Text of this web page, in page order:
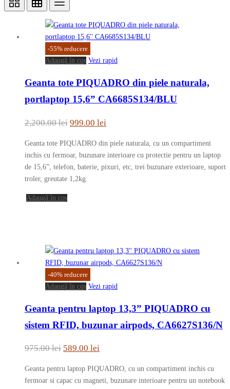
-55% reducere
Adaugă în coș Vezi rapid
Geanta tote PIQUADRO din piele naturala,
portlaptop 15,6” CA6685S134/BLU
2,200.00lei Prețul
fost:
2,200.00 lei.
999.00 lei
este:
999.00 lei.
Geanta tote PIQUADRO din piele naturala, cu un compartiment
inchis cu fermoar, buzunare interioare cu protectie pentru un laptop
de 15,6”, telefon, baterie, pixuri, etc, trei buzunare exterioare, suport
troler, greutate 1,2kg.
Adaugă în coș
-40% reducere
Adaugă în coș Vezi rapid
Geanta pentru laptop 13,3” PIQUADRO cu
sistem RFID, buzunar airpods, CA6627S136/N
975.00lei Prețul
589.00 lei
este:
Geanta pentru laptop PIQUADRO, cu un compartiment inchis cu
fermoar si capac cu magneti, buzunare interioare pentru un notebook